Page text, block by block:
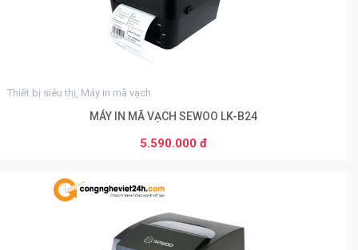
Thiết bị siêu thị, Máy in mã vạch
MÁY IN MÃ VẠCH SEWOO LK-B24
5.590.000 đ
THÊM VÀO GIỎ HÀNG
0